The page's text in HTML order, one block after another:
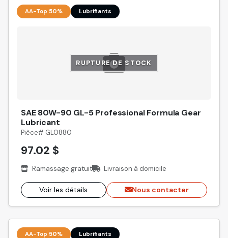
AA-Top 50% Lubrifiants
RUPTURE DE STOCK
SAE 80W-90 GL-5 Professional Formula Gear
Lubricant
Pièce# GL0880
97.02 $
Ramassage gratuit Livraison à domicile
Voir les détails Nous contacter
AA-Top 50% Lubrifiants